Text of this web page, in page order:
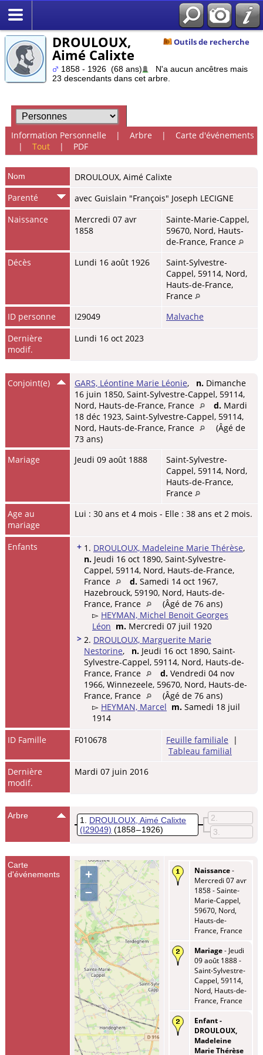
Outils de recherche
DROULOUX,
Aimé Calixte
1858 - 1926 (68 ans)
N'a aucun ancêtres mais
23 descendants dans cet arbre.
Information Personnelle | Arbre | Carte d'événements
| Tout| PDF
Nom DROULOUX, Aimé Calixte
Parenté
avec Guislain "François" Joseph LECIGNE
Naissance
Mercredi 07 avr
1858
Sainte-Marie-Cappel,
59670, Nord, Hauts-
de-France, France
Décès
Lundi 16 août 1926
Saint-Sylvestre-
Cappel, 59114, Nord,
Hauts-de-France,
France
ID personne
I29049
Malvache
Dernière
modif.
Lundi 16 oct 2023
Conjoint(e) GARS, Léontine Marie Léonie, n. Dimanche
16 juin 1850, Saint-Sylvestre-Cappel, 59114,
Nord, Hauts-de-France, France
d. Mardi
18 déc 1923, Saint-Sylvestre-Cappel, 59114,
Nord, Hauts-de-France, France
(Âgé de
73 ans)
Mariage
Jeudi 09 août 1888
Saint-Sylvestre-
Cappel, 59114, Nord,
Hauts-de-France,
France
Age au
mariage
Lui : 30 ans et 4 mois - Elle : 38 ans et 2 mois.
Enfants + 1. DROULOUX, Madeleine Marie Thérèse,
n. Jeudi 16 oct 1890, Saint-Sylvestre-
Cappel, 59114, Nord, Hauts-de-France,
France
d. Samedi 14 oct 1967,
Hazebrouck, 59190, Nord, Hauts-de-
France, France
(Âgé de 76 ans)
▻ HEYMAN, Michel Benoit Georges
Léon m. Mercredi 07 juil 1920
> 2. DROULOUX, Marguerite Marie
Nestorine, n. Jeudi 16 oct 1890, Saint-
Sylvestre-Cappel, 59114, Nord, Hauts-de-
France, France
d. Vendredi 04 nov
1966, Winnezeele, 59670, Nord, Hauts-de-
France, France
(Âgé de 76 ans)
▻ HEYMAN, Marcel m. Samedi 18 juil
1914
ID Famille
F010678 Feuille familiale |
Tableau familial
Dernière
modif.
Mardi 07 juin 2016
Arbre 1
DROULOUX, Aimé Calixte
(I29049) (1858 – 1926)
2
3
Carte
d'événements
+
–
Naissance-
Mercredi 07 avr
1858 - Sainte-
Marie-Cappel,
59670, Nord,
Hauts-de-
France, France
Mariage- Jeudi
09 août 1888 -
Saint-Sylvestre-
Cappel, 59114,
Nord, Hauts-de-
France, France
Enfant -
DROULOUX,
Madeleine
Marie Thérèse